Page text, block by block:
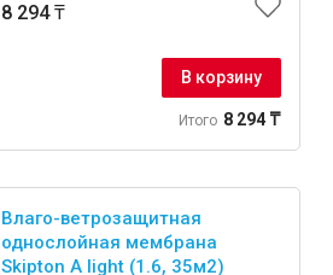
8 294 ₸
В корзину
Итого 8 294 ₸
Влаго-ветрозащитная
однослойная мембрана
Skipton A light (1.6, 35м2)